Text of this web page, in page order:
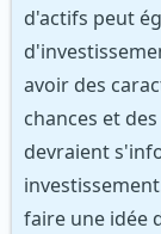
d'actifs peut
avoir des
chances et
devraient
faire une idée